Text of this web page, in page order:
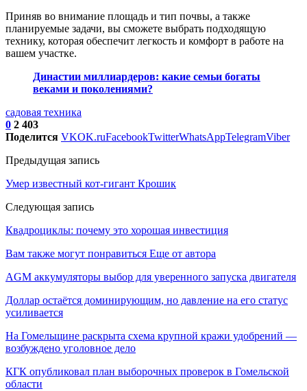
Приняв во внимание площадь и тип почвы, а также
планируемые задачи, вы сможете выбрать подходящую
технику, которая обеспечит легкость и комфорт в работе на
вашем участке.
Династии миллиардеров: какие семьи богаты
веками и поколениями?
садовая техника
0 2 403
Поделится VKOK.ruFacebookTwitterWhatsAppTelegramViber
Предыдущая запись
Умер известный кот-гигант Крошик
Следующая запись
Квадроциклы: почему это хорошая инвестиция
Вам также могут понравиться Еще от автора
AGM аккумуляторы выбор для уверенного запуска двигателя
Доллар остаётся доминирующим, но давление на его статус
усиливается
На Гомельщине раскрыта схема крупной кражи удобрений —
возбуждено уголовное дело
КГК опубликовал план выборочных проверок в Гомельской
области